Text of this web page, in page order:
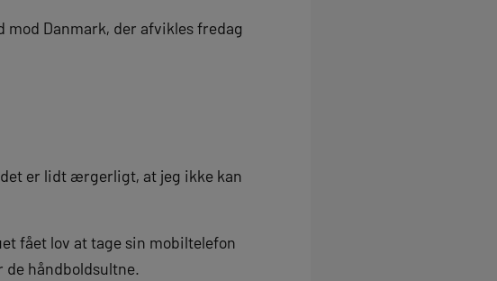
Danmark, der afvikles fredag
er lidt ærgerligt, at jeg ikke kan
fået lov at tage sin mobiltelefon
de håndboldsultne.